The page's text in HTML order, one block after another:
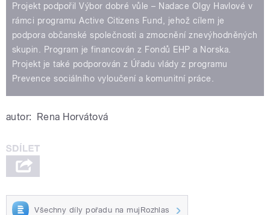
Projekt podpořil Výbor dobré vůle – Nadace Olgy Havlové v
rámci programu Active Citizens Fund, jehož cílem je
podpora občanské společnosti a zmocnění znevýhodněných
skupin. Program je financován z Fondů EHP a Norska.
Projekt je také podporován z Úřadu vlády z programu
Prevence sociálního vyloučení a komunitní práce.
autor: Rena Horvátová
Všechny díly pořadu na mujRozhlas